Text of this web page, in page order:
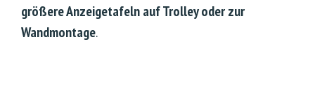
größere Anzeigetafeln auf Trolley oder zur
Wandmontage.